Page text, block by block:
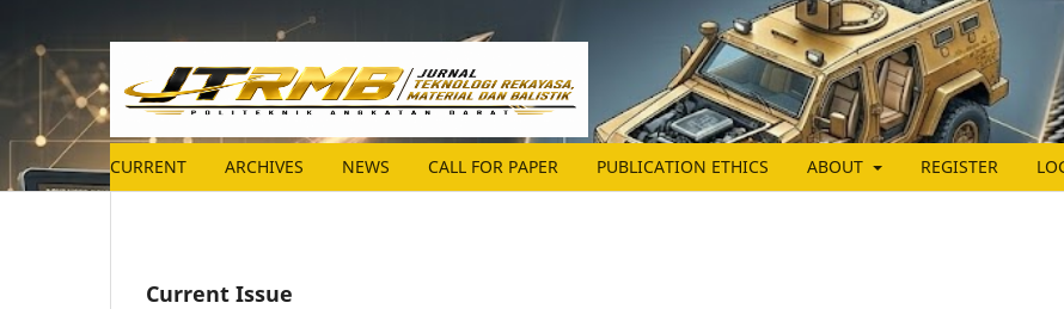
CURRENT ARCHIVES NEWS CALL FOR PAPER PUBLICATION ETHICS ABOUT REGISTER
Current Issue